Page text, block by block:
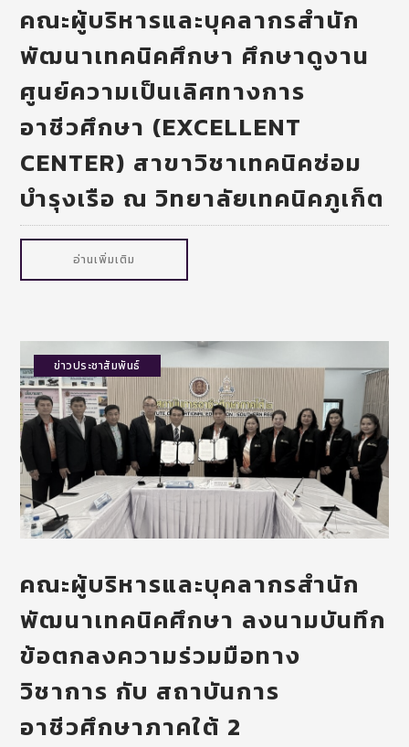
คณะผู้บริหารและบุคลากรสำนัก
พัฒนาเทคนิคศึกษา ศึกษาดูงาน
ศูนย์ความเป็นเลิศทางการ
อาชีวศึกษา (EXCELLENT
CENTER) สาขาวิชาเทคนิคซ่อม
บำรุงเรือ ณ วิทยาลัยเทคนิคภูเก็ต
อ่านเพิ่มเติม
ข่าวประชาสัมพันธ์
คณะผู้บริหารและบุคลากรสำนัก
พัฒนาเทคนิคศึกษา ลงนามบันทึก
ข้อตกลงความร่วมมือทาง
วิชาการ กับ สถาบันการ
อาชีวศึกษาภาคใต้ 2